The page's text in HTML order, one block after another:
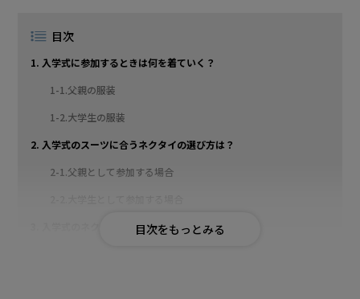
目次
1. 入学式に参加するときは何を着ていく？
1-1.父親の服装
1-2.大学生の服装
2. 入学式のスーツに合うネクタイの選び方は？
2-1.父親として参加する場合
3. 入学式のネクタイの結び方は？